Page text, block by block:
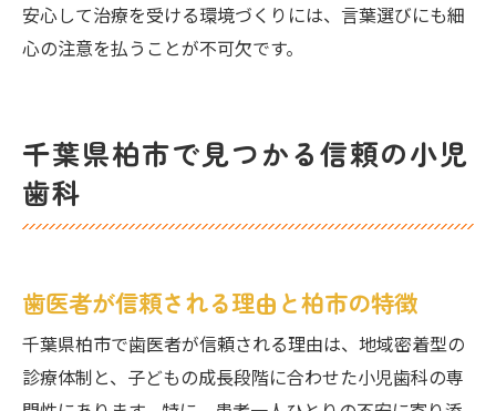
安心して治療を受ける環境づくりには、言葉選びにも細
心の注意を払うことが不可欠です。
千葉県柏市で見つかる信頼の小児
歯科
歯医者が信頼される理由と柏市の特徴
千葉県柏市で歯医者が信頼される理由は、地域密着型の
診療体制と、子どもの成長段階に合わせた小児歯科の専